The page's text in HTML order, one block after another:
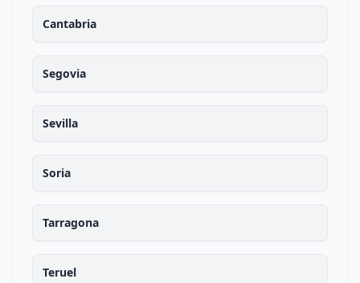
Cantabria
Segovia
Sevilla
Soria
Tarragona
Teruel